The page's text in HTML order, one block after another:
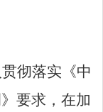
彻落实《中
要求，在加